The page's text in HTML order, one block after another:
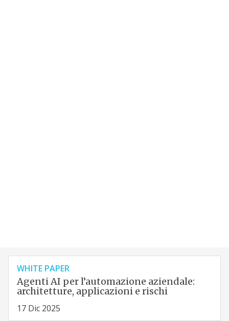
WHITE PAPER
Agenti AI per l’automazione aziendale:
architetture, applicazioni e rischi
17 Dic 2025